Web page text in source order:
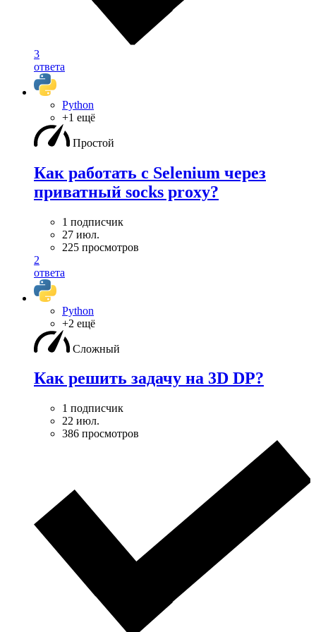
3
ответа
Python
+1 ещё
Простой
Как работать с Selenium через
приватный socks proxy?
1 подписчик
27 июл.
225 просмотров
2
ответа
Python
+2 ещё
Сложный
Как решить задачу на 3D DP?
1 подписчик
22 июл.
386 просмотров